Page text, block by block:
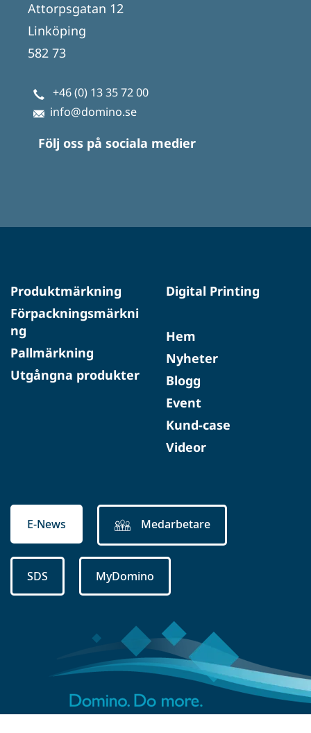
Attorpsgatan 12
Linköping
582 73
+46 (0) 13 35 72 00
info@domino.se
Följ oss på sociala medier
Produktmärkning
Förpackningsmärkni
ng
Pallmärkning
Utgångna produkter
Digital Printing
Hem
Nyheter
Blogg
Event
Kund-case
Videor
E-News Medarbetare
SDS MyDomino